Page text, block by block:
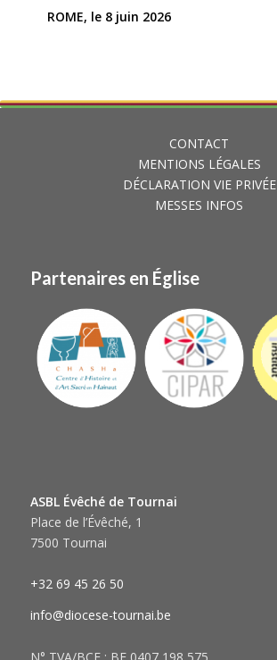
ROME, le 8 juin 2026
CONTACT
MENTIONS LÉGALES
DÉCLARATION VIE PRIVÉE
MESSES INFOS
Partenaires en Église
ASBL Évêché de Tournai
Place de l’Évêché, 1
7500 Tournai
+32 69 45 26 50
info@diocese-tournai.be